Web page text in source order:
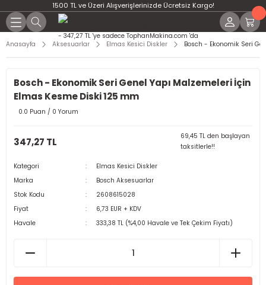
1500 TL ve Üzeri Alışverişlerinizde Ücretsiz Kargo!
Anasayfa Aksesuarlar Elmas Kesici Diskler Bosch - Ekonomik Seri
Bosch - Ekonomik Seri Genel Yapı Malzemeleri İçin
Elmas Kesme Diski 125 mm
0.0 Puan / 0 Yorum
347,27 TL
69,45 TL den başlayan
taksitlerle!!
Kategori
Elmas Kesici Diskler
Marka
Bosch Aksesuarlar
Stok Kodu
2608615028
Fiyat
6,73 EUR + KDV
Havale
333,38 TL (%4,00 Havale ve Tek Çekim Fiyatı)